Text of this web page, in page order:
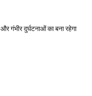
गंभीर दुर्घटनाओं का बना रहेगा